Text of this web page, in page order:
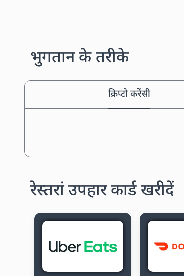
भुगतान के तरीके
क्रिप्टो करेंसी
रेस्तरां उपहार कार्ड खरीदें